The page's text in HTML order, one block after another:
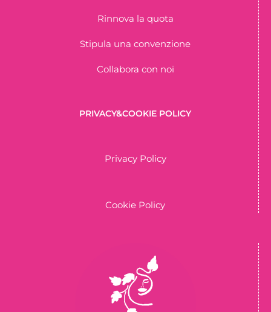
Rinnova la quota
Stipula una convenzione
Collabora con noi
PRIVACY&COOKIE POLICY
Privacy Policy
Cookie Policy